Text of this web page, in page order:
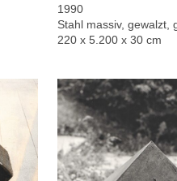
1990
Stahl massiv, gewalzt,
220 x 5.200 x 30 cm